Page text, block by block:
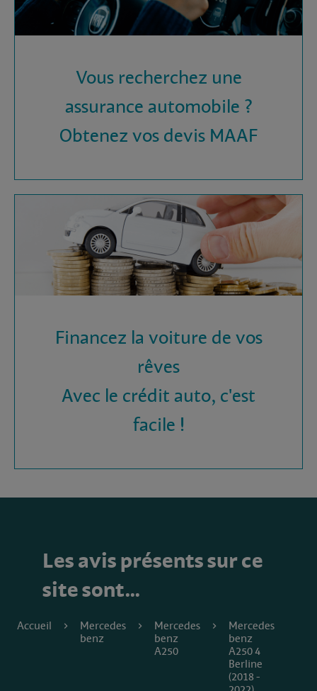
Vous recherchez une
assurance automobile ?
Obtenez vos devis MAAF
Financez la voiture de vos
rêves
Avec le crédit auto, c'est
facile !
Les avis présents sur ce
site sont…
Accueil
Mercedes
benz
Mercedes
benz
A250
Mercedes
benz
A250 4
Berline
(2018 -